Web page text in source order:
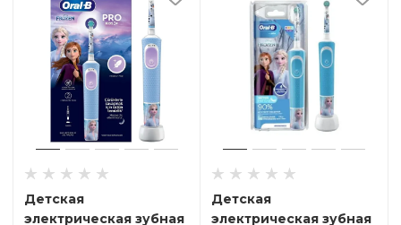
Детская
электрическая зубная
Детская
электрическая зубная